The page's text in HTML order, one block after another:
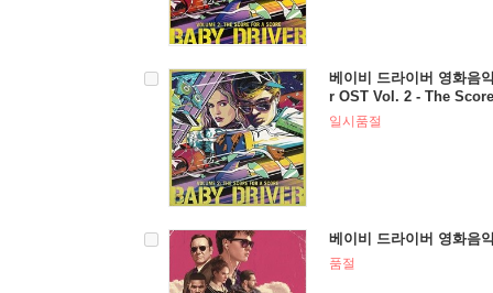
베이비 드라이버 영화음
r OST Vol. 2 - The
일시품절
베이비 드라이버 영화음
품절